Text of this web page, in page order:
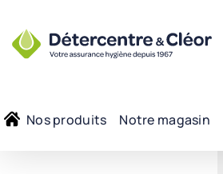
Nos produits Notre magasin